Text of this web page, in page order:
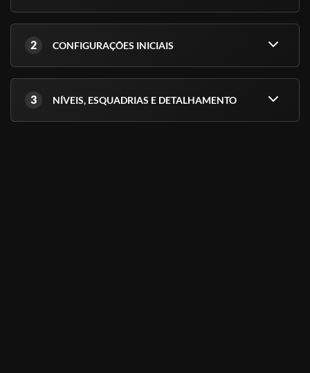
2 CONFIGURAÇÕES INICIAIS
3 NÍVEIS, ESQUADRIAS E DETALHAMENTO